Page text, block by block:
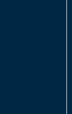
前预约）
维修授权店3楼
室浪琴售后服
前预约）
提前预约）
前预约）